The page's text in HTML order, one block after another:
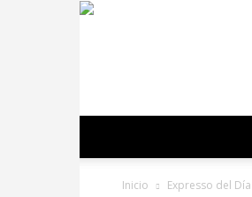
Inicio Expresso del Día